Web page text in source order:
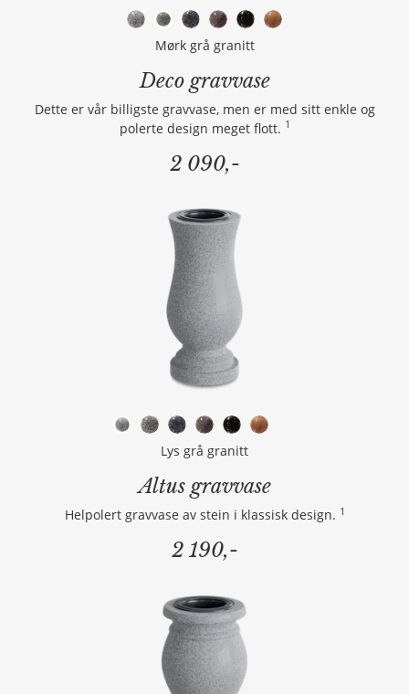
Mørk grå granitt
Deco gravvase
Dette er vår billigste gravvase, men er med sitt enkle og
polerte design meget flott. 1
2 090,-
Lys grå granitt
Altus gravvase
Helpolert gravvase av stein i klassisk design. 1
2 190,-